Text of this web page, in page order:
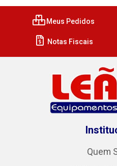
Meus Pedidos
Notas Fiscais
Quem